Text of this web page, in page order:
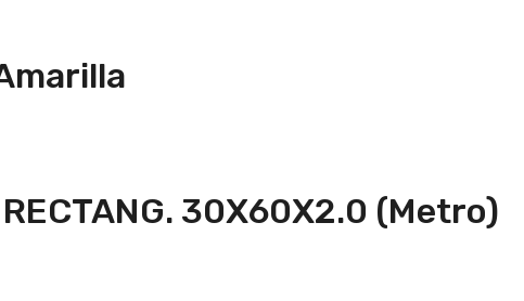
RECTANG. 30X60X2.0 (Metro)